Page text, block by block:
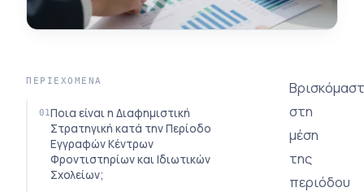
ΠΕΡΙΕΧΌΜΕΝΑ
Ποια είναι η Διαφημιστική
Στρατηγική κατά την Περίοδο
Εγγραφών Κέντρων
Φροντιστηρίων και Ιδιωτικών
Σχολείων;
στη
μέση
της
περιόδου